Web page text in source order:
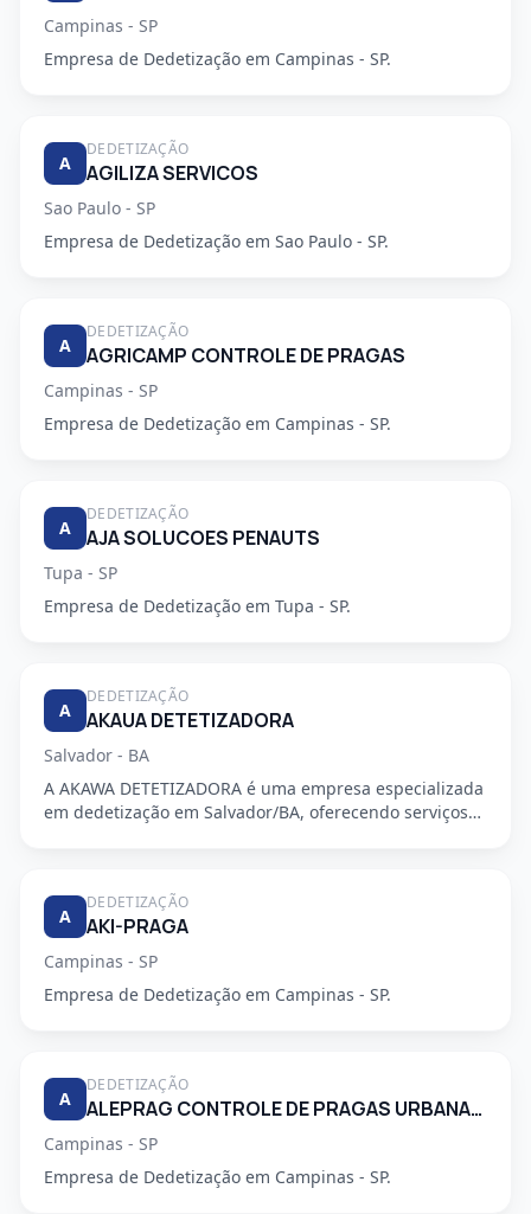
Campinas - SP
Empresa de Dedetização em Campinas - SP.
A
DEDETIZAÇÃO
AGILIZA SERVICOS
Sao Paulo - SP
Empresa de Dedetização em Sao Paulo - SP.
A
DEDETIZAÇÃO
AGRICAMP CONTROLE DE PRAGAS
Campinas - SP
Empresa de Dedetização em Campinas - SP.
A
DEDETIZAÇÃO
AJA SOLUCOES PENAUTS
Tupa - SP
Empresa de Dedetização em Tupa - SP.
A
DEDETIZAÇÃO
AKAUA DETETIZADORA
Salvador - BA
A AKAWA DETETIZADORA é uma empresa especializada
em dedetização em Salvador/BA, oferecendo serviços
A
DEDETIZAÇÃO
AKI-PRAGA
Campinas - SP
Empresa de Dedetização em Campinas - SP.
A
DEDETIZAÇÃO
ALEPRAG CONTROLE DE PRAGAS URBANAS LTDA
Campinas - SP
Empresa de Dedetização em Campinas - SP.